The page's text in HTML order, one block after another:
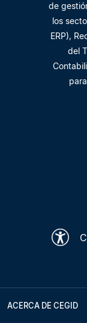
de
los
ERP),
del
ACERCA DE CEGID